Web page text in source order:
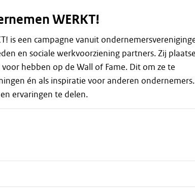
WERKT!
is een campagne vanuit
en sociale werkvoorziening partners. Zij
hebben op de Wall of Fame. Dit om ze te
én als inspiratie voor anderen ondernemers.
ervaringen te delen.